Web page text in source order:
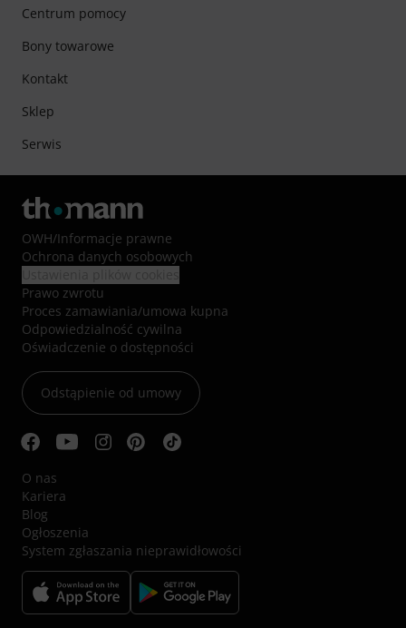
Centrum pomocy
Bony towarowe
Kontakt
Sklep
Serwis
OWH/Informacje prawne
Ochrona danych osobowych
Prawo zwrotu
Proces zamawiania/umowa kupna
Odpowiedzialność cywilna
Oświadczenie o dostępności
Odstąpienie od umowy
O nas
Kariera
Blog
Ogłoszenia
System zgłaszania nieprawidłowości